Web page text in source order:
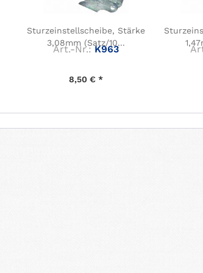
Sturzeinstellscheibe, Stärke
3,08mm (Satz/10...
Art.-Nr.: K963
8,50 € *